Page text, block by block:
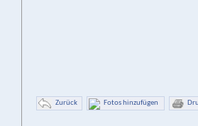
Zurück Fotos hinzufügen